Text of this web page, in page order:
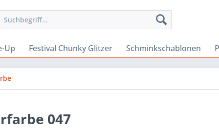
Up Festival Chunky Glitzer Schminkschablonen
047